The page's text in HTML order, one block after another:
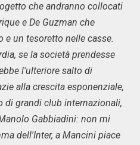
che andranno collocati
e De Guzman che
e un tesoretto nelle casse.
se la società prendesse
l'ulteriore salto di
alla crescita esponenziale,
di grandi club internazionali,
Gabbiadini: non mi
dell'Inter, a Mancini piace